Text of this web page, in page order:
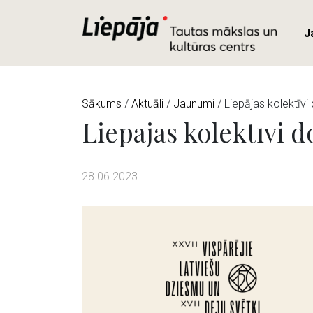
Sākums / Aktuāli / Jaunumi / Liepājas kolektīvi
Liepājas kolektīvi
28.06.2023